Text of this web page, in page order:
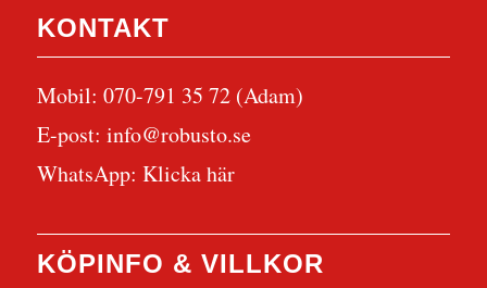
KONTAKT
Mobil: 070-791 35 72 (Adam)
E-post: info@robusto.se
WhatsApp: Klicka här
KÖPINFO & VILLKOR